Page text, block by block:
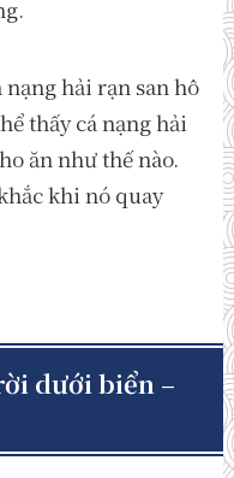
hải rạn san hô
thấy cá nạng hải
ăn như thế nào.
khi nó quay
dưới biển –